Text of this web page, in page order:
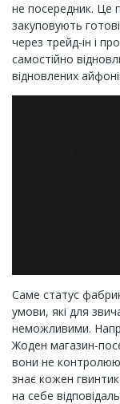
не посередник. Це
закуповують
через трейд-ін і
самостійно
відновлених
Саме статус
умови, які для
неможливими.
Жоден магазин-
вони не
знає кожен
на себе